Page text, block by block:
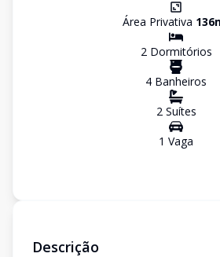
Área Privativa 136
2Dormitórios
4 Banheiros
2Suítes
1 Vaga
Descrição